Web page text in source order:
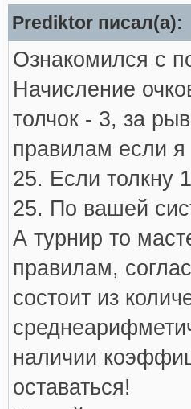
Prediktor писал(а):
Ознакомился с
Начисление
толчок - 3, за
правилам если я
25. Если толкну
25. По вашей
А турнир то
правилам,
состоит из
наличии
оставаться!